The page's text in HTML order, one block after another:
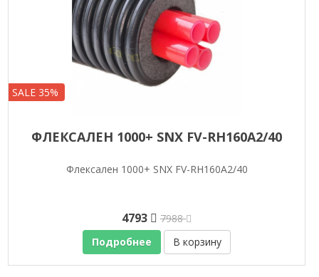
SALE 35%
ФЛЕКСАЛЕН 1000+ SNX FV-RH160A2/40
Флексален 1000+ SNX FV-RH160A2/40
4793
7988
Подробнее
В корзину